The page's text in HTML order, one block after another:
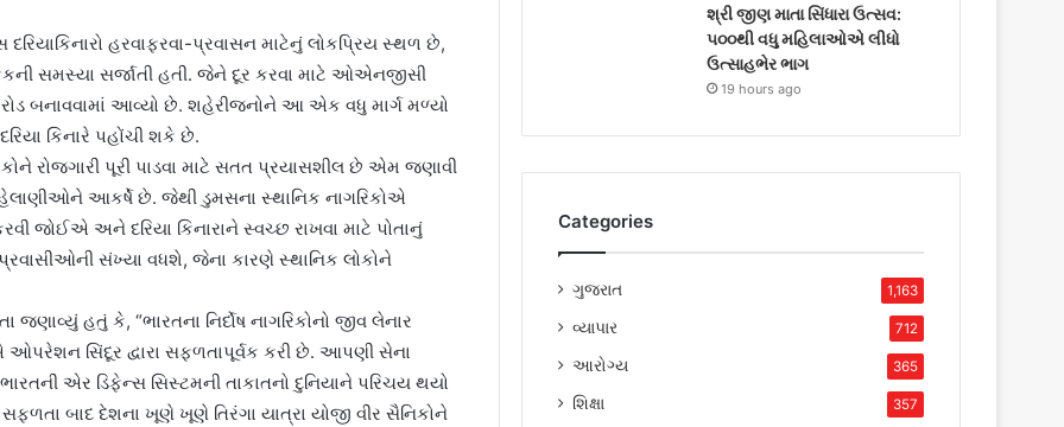
હરવાફરવા-પ્રવાસન માટેનું લોકપ્રિય સ્થળ છે,
સમસ્યા સર્જાતી હતી. જેને દૂર કરવા માટે ઓએનજીસી
બનાવવામાં આવ્યો છે. શહેરીજનોને આ એક વધુ માર્ગ મળ્યો
કિનારે પહોંચી શકે છે.
રોજગારી પૂરી પાડવા માટે સતત પ્રયાસશીલ છે એમ જણાવી
આકર્ષે છે. જેથી ડુમસના સ્થાનિક નાગરિકોએ
જોઈએ અને દરિયા કિનારાને સ્વચ્છ રાખવા માટે પોતાનું
સંખ્યા વધશે, જેના કારણે સ્થાનિક લોકોને
હતું કે, “ભારતના નિર્દોષ નાગરિકોનો જીવ લેનાર
ઓપરેશન સિંદૂર દ્વારા સફળતાપૂર્વક કરી છે. આપણી સેના
એર ડિફેન્સ સિસ્ટમની તાકાતનો દુનિયાને પરિચય થયો
બાદ દેશના ખૂણે ખૂણે તિરંગા યાત્રા યોજી વીર સૈનિકોને
શ્રી જીણ માતા સિંધારા ઉત્સવ:
૫૦૦થી વધુ મહિલાઓએ લીધો
ઉત્સાહભેર ભાગ
19 hours ago
Categories
ગુજરાત 1,163
વ્યાપાર 712
આરોગ્ય 365
શિક્ષા 357